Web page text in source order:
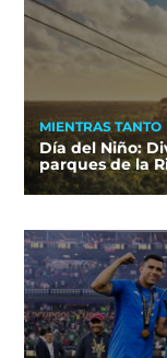
MIENTRAS TANTO
Día del Niño:
parques de la